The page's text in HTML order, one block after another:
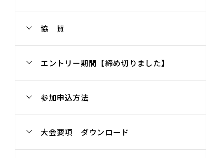
協 賛
エントリー期間【締め切りました】
参加申込方法
大会要項 ダウンロード